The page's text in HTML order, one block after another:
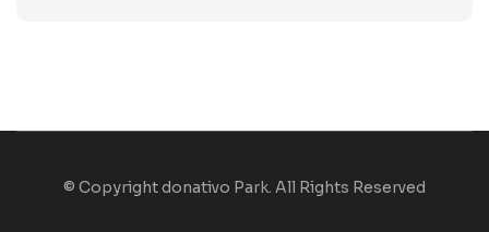
© Copyright donativo Park. All Rights Reserved